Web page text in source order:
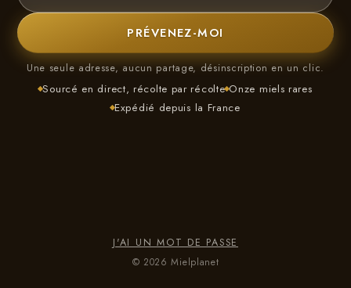
PRÉVENEZ-MOI
Une seule adresse, aucun partage, désinscription en un clic.
Sourcé en direct, récolte par récolte Onze miels rares
Expédié depuis la France
J'AI UN MOT DE PASSE
© 2026 Mielplanet